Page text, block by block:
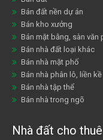
Bán đất nền dự án
Bán kho xưởng
Bán mặt bằng, sàn văn
Bán nhà đất loại khác
Bán nhà mặt phố
Bán nhà phân lô, liền kề
Bán nhà tập thể
Bán nhà trong ngõ
Nhà đất cho thuê